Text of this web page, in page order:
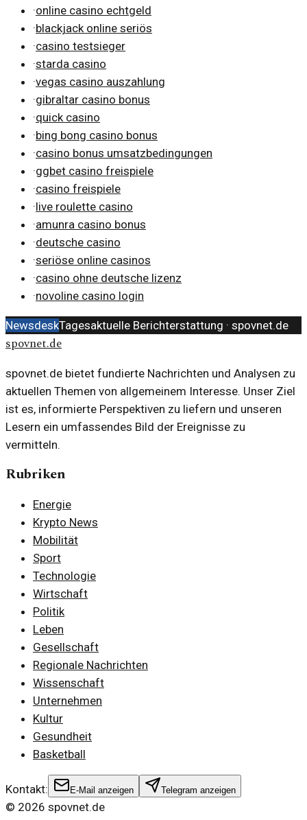
·online casino echtgeld
·blackjack online seriös
·casino testsieger
·starda casino
·vegas casino auszahlung
·gibraltar casino bonus
·quick casino
·bing bong casino bonus
·casino bonus umsatzbedingungen
·ggbet casino freispiele
·casino freispiele
·live roulette casino
·amunra casino bonus
·deutsche casino
·seriöse online casinos
·casino ohne deutsche lizenz
·novoline casino login
NewsdeskTagesaktuelle Berichterstattung · spovnet.de
spovnet.de
spovnet.de bietet fundierte Nachrichten und Analysen zu
aktuellen Themen von allgemeinem Interesse. Unser Ziel
ist es, informierte Perspektiven zu liefern und unseren
Lesern ein umfassendes Bild der Ereignisse zu
vermitteln.
Rubriken
Energie
Krypto News
Mobilität
Sport
Technologie
Wirtschaft
Politik
Leben
Gesellschaft
Regionale Nachrichten
Wissenschaft
Unternehmen
Kultur
Gesundheit
Basketball
Kontakt: E-Mail anzeigen Telegram anzeigen
© 2026 spovnet.de